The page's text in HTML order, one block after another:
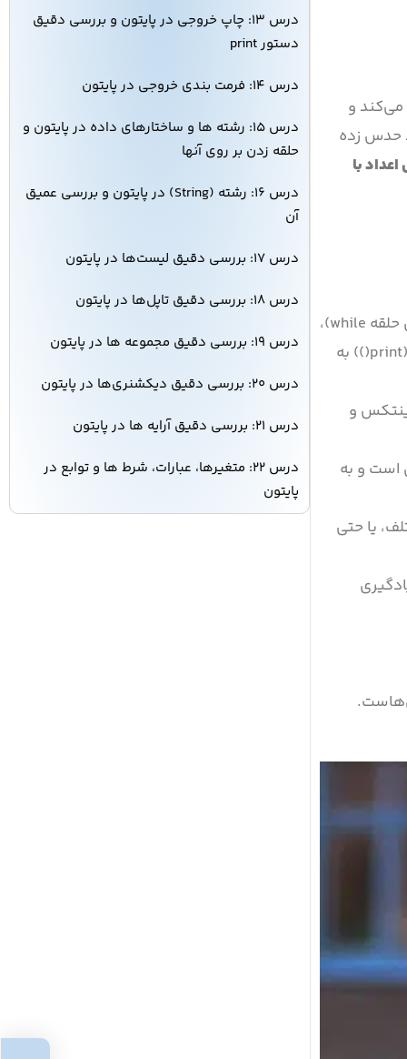
و
حدس زده
با
، با مفاهیم اساسی پایتون مانند متغیرها، حلقه‌ها (به خصوص حلقه while)،
دستورات شرطی (if/elif/else)، دریافت ورودی از کاربر (input())، تولید اعداد تصادفی (random module) و چاپ خروجی (print()) به
و
است و به
یا حتی
درس ۱۳: چاپ خروجی در پایتون و بررسی دقیق
دستور print
درس ۱۴: فرمت بندی خروجی در پایتون
درس ۱۵: رشته ها و ساختارهای داده در پایتون و
حلقه زدن بر روی آنها
درس ۱۶: رشته (String) در پایتون و بررسی عمیق
آن
درس ۱۷: بررسی دقیق لیست‌ها در پایتون
درس ۱۸: بررسی دقیق تاپل‌ها در پایتون
درس ۱۹: بررسی دقیق مجموعه ها در پایتون
درس ۲۰: بررسی دقیق دیکشنری‌ها در پایتون
درس ۲۱: بررسی دقیق آرایه ها در پایتون
درس ۲۲: متغیرها، عبارات، شرط ها و توابع در
پایتون